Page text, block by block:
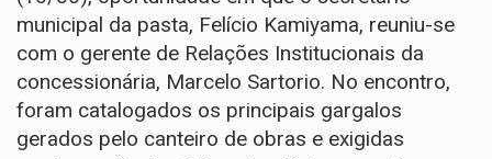
municipal da pasta, Felício Kamiyama, reuniu-se
com o gerente de Relações Institucionais da
concessionária, Marcelo Sartorio. No encontro,
foram catalogados os principais gargalos
gerados pelo canteiro de obras e exigidas